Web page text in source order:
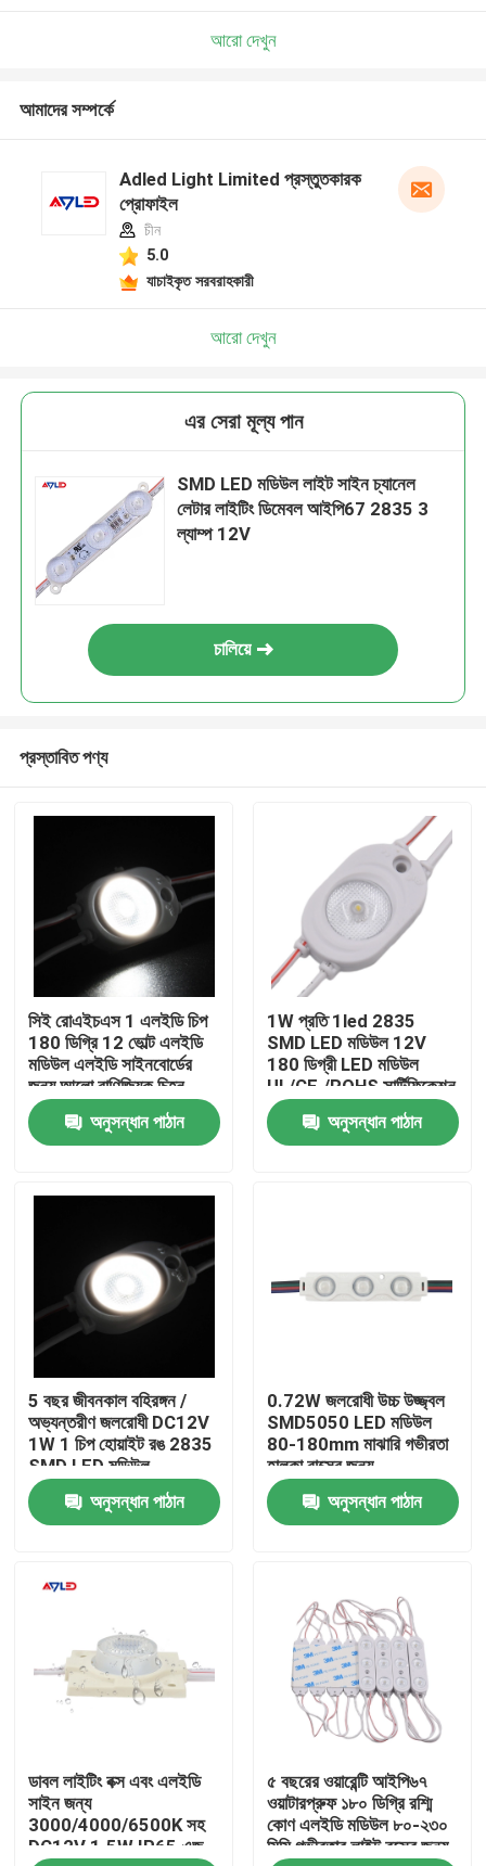
পণ্য
ভিডিও
আমাদের সম্পর্কে
কারখানা ভ্রমণ
মান নিয়ন্ত্রণ
যোগাযোগ করুন
উদ্ধৃতির জন্য আবেদন
উচ্চ cri নেতৃত্বাধীন ফালা
আরো দেখুন
আমাদের সম্পর্কে
Adled Light Limited প্রস্তুতকারক
প্রোফাইল
চীন
5.0
যাচাইকৃত সরবরাহকারী
আরো দেখুন
এর সেরা মূল্য পান
SMD LED মডিউল লাইট সাইন চ্যানেল
লেটার লাইটিং ডিমেবল আইপি67 2835 3
ল্যাম্প 12V
চালিয়ে
প্রস্তাবিত পণ্য
সিই রোএইচএস 1 এলইডি চিপ
180 ডিগ্রি 12 ভোল্ট এলইডি
মডিউল এলইডি সাইনবোর্ডের
জন্য আলো বাণিজ্যিক চিহ্ন,
আলংকারিক আলো উচ্চ মানের
অনুসন্ধান পাঠান
1W প্রতি 1led 2835
SMD LED মডিউল 12V
180 ডিগ্রী LED মডিউল
UL/CE./ROHS সার্টিফিকেশন
পাস
অনুসন্ধান পাঠান
5 বছর জীবনকাল বহিরঙ্গন /
অভ্যন্তরীণ জলরোধী DC12V
1W 1 চিপ হোয়াইট রঙ 2835
SMD LED মডিউল
অনুসন্ধান পাঠান
0.72W জলরোধী উচ্চ উজ্জ্বল
SMD5050 LED মডিউল
80-180mm মাঝারি গভীরতা
হালকা বাক্সের জন্য
অনুসন্ধান পাঠান
ডাবল লাইটিং বক্স এবং এলইডি
সাইন জন্য
3000/4000/6500K সহ
DC12V 1.5W IP65 এজ
৫ বছরের ওয়ারেন্টি আইপি৬৭
ওয়াটারপ্রুফ ১৮০ ডিগ্রি রশ্মি
কোণ এলইডি মডিউল ৮০-২৩০
মিমি গভীরতার লাইট বক্সের জন্য